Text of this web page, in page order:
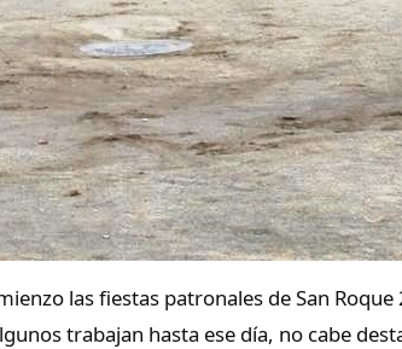
las fiestas patronales de San
trabajan hasta ese día, no cabe